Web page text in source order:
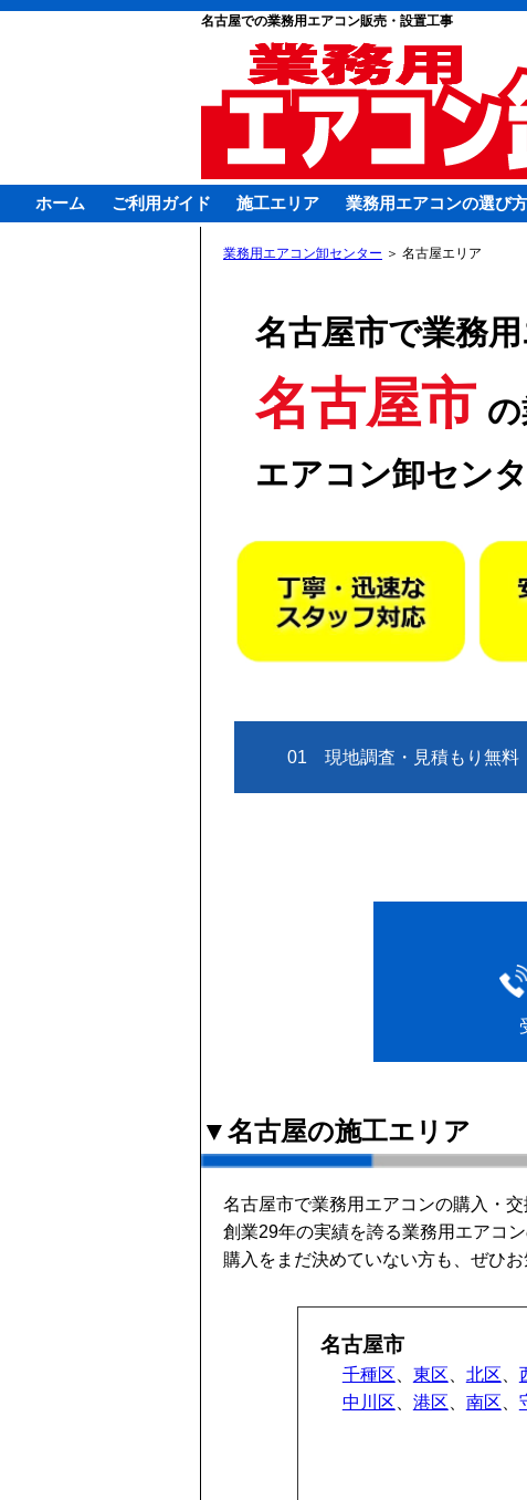
名古屋での業務用エアコン販売・設置工事
ホーム ご利用ガイド 施工エリア 業務用エアコンの選び方
業務用エアコン卸センター ＞ 名古屋エリア
名古屋市で業務
名古屋市
エアコン卸セン
01 現地調査・見積もり無料
▼名古屋の施工エリア
名古屋市で業務用エアコンの購入・
創業29年の実績を誇る業務用エアコ
購入をまだ決めていない方も、ぜひ
名古屋市
千種区、 東区、 北区、
中川区、 港区、 南区、